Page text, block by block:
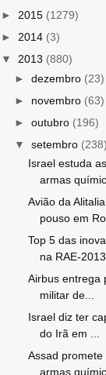
► 2015 (1279)
► 2014 (3)
▼ 2013 (880)
► dezembro (23)
► novembro (63)
► outubro (196)
▼ setembro (238)
Israel estuda
armas
Avião da
pouso em
Top 5 das
na RAE-2013
Airbus entrega
militar de...
Israel diz ter
do Irã em ...
Assad
armas